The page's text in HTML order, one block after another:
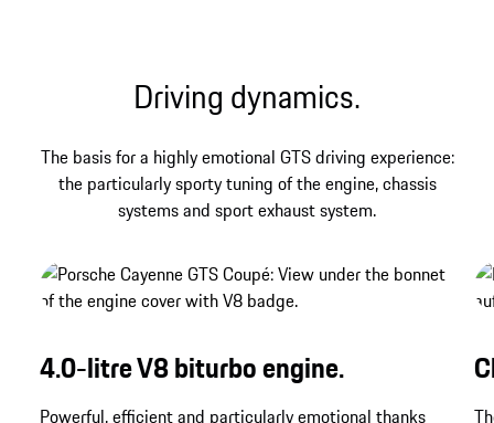
Driving dynamics.
The basis for a highly emotional GTS driving experience:
the particularly sporty tuning of the engine, chassis
systems and sport exhaust system.
4.0-litre V8 biturbo engine.
Powerful, efficient and particularly emotional thanks